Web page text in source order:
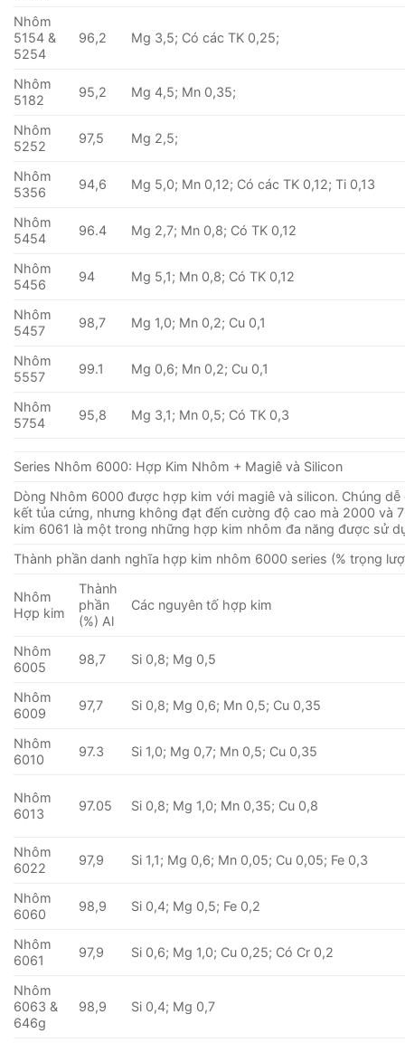
Nhôm
5154 &
5254
96,2 Mg 3,5; Có các TK 0,25;
Nhôm
5182
95,2 Mg 4,5; Mn 0,35;
Nhôm
5252
97,5 Mg 2,5;
Nhôm
5356
94,6 Mg 5,0; Mn 0,12; Có các TK 0,12; Ti 0,13
Nhôm
5454
96.4 Mg 2,7; Mn 0,8; Có TK 0,12
Nhôm
5456
94 Mg 5,1; Mn 0,8; Có TK 0,12
Nhôm
5457
98,7 Mg 1,0; Mn 0,2; Cu 0,1
Nhôm
5557
99.1 Mg 0,6; Mn 0,2; Cu 0,1
Nhôm
5754
95,8 Mg 3,1; Mn 0,5; Có TK 0,3
Series Nhôm 6000: Hợp Kim Nhôm + Magiê và Silicon
Dòng Nhôm 6000 được hợp kim với magiê và silicon. Chúng
kết tủa cứng, nhưng không đạt đến cường độ cao mà 2000 và
kim 6061 là một trong những hợp kim nhôm đa ​​năng được sử
Thành phần danh nghĩa hợp kim nhôm 6000 series (% trọng
Nhôm
Hợp kim
Thành
phần
(%) Al
Các nguyên tố hợp kim
Nhôm
6005
98,7 Si 0,8; Mg 0,5
Nhôm
6009
97,7 Si 0,8; Mg 0,6; Mn 0,5; Cu 0,35
Nhôm
6010
97.3 Si 1,0; Mg 0,7; Mn 0,5; Cu 0,35
Nhôm
6013
97.05 Si 0,8; Mg 1,0; Mn 0,35; Cu 0,8
Nhôm
6022
97,9 Si 1,1; Mg 0,6; Mn 0,05; Cu 0,05; Fe 0,3
Nhôm
6060
98,9 Si 0,4; Mg 0,5; Fe 0,2
Nhôm
6061
97,9 Si 0,6; Mg 1,0; Cu 0,25; Có Cr 0,2
Nhôm
6063 &
646g
98,9 Si 0,4; Mg 0,7